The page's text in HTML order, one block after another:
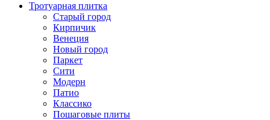
Тротуарная плитка
Старый город
Кирпичик
Венеция
Новый город
Паркет
Сити
Модерн
Патио
Классико
Пошаговые плиты